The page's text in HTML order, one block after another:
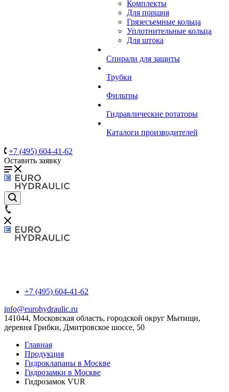
Комплекты
Для поршня
Грязесъемные кольца
Уплотнительные кольца
Для штока
Спирали для защиты
Трубки
Фильтры
Гидравлические ротаторы
Каталоги производителей
+7 (495) 604-41-62
Оставить заявку
+7 (495) 604-41-62
info@eurohydraulic.ru
141044, Московская область, городской округ Мытищи,
деревня Грибки, Дмитровское шоссе, 50
Главная
Продукция
Гидроклапаны в Москве
Гидрозамки в Москве
Гидрозамок VUR